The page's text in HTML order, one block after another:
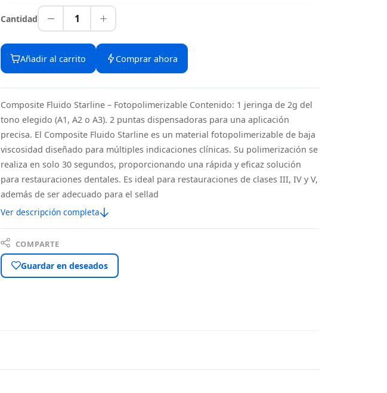
Cantidad 1
Añadir al carrito Comprar ahora
Composite Fluido Starline – Fotopolimerizable Contenido: 1 jeringa de 2g del
tono elegido (A1, A2 o A3). 2 puntas dispensadoras para una aplicación
precisa. El Composite Fluido Starline es un material fotopolimerizable de baja
viscosidad diseñado para múltiples indicaciones clínicas. Su polimerización se
realiza en solo 30 segundos, proporcionando una rápida y eficaz solución
para restauraciones dentales. Es ideal para restauraciones de clases III, IV y V,
además de ser adecuado para el sellad
Ver descripción completa
COMPARTE
Guardar en deseados